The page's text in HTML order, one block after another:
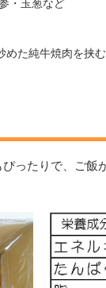
・玉葱など
めた純牛焼肉を挟
ったりで、ご飯